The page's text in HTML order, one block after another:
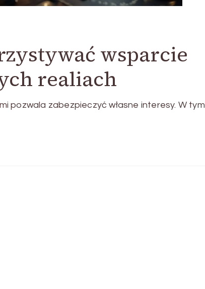
wsparcie
realiach
pozwala zabezpieczyć własne interesy. W tym